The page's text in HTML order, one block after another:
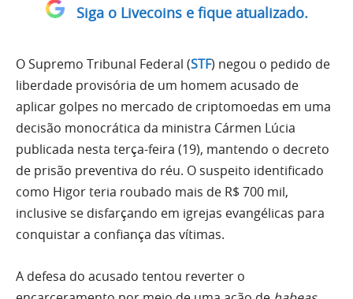
Siga o Livecoins e fique atualizado.
O Supremo Tribunal Federal (STF) negou o pedido de
liberdade provisória de um homem acusado de
aplicar golpes no mercado de criptomoedas em uma
decisão monocrática da ministra Cármen Lúcia
publicada nesta terça-feira (19), mantendo o decreto
de prisão preventiva do réu. O suspeito identificado
como Higor teria roubado mais de R$ 700 mil,
inclusive se disfarçando em igrejas evangélicas para
conquistar a confiança das vítimas.
A defesa do acusado tentou reverter o